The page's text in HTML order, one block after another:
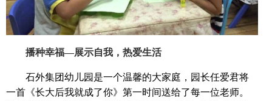
播种幸福—展示自我，热爱生活
石外集团幼儿园是一个温馨的大家庭，园长任爱君将
一首《长大后我就成了你》第一时间送给了每一位老师。